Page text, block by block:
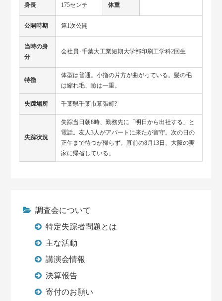
身長 175センチ 体重
公開時期 第1次公開
当時の身
分
会社員･千葉大工業短期大学部印刷工学科2回生
特徴
体型は普通。小指の片方が曲がっている。髪の毛
は縮れ毛、瞼は一重。
失踪場所 千葉県千葉市幕張町?
失踪状況
失踪当日朝8時、勤務先に「明日から出社する」と
電話。友人3人がアパートに来たが留守。次の日の
正午まで待つが帰らず。直前の8月13日、大阪の実
家に帰省している。
調査会について
特定失踪者問題とは
主な活動
講演会情報
決算報告
寄付のお願い